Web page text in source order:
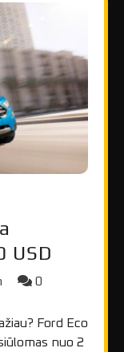
USD
0
Ford Eco
nuo 2